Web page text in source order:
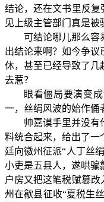
结论，还在文书里反复
见上级主管部门真是被
可结论哪儿那么容
出结论来啊？如今争
休，甚至已经导致了几
去惹？
眼看僵局要演变
一，丝绢风波的始作俑
帅嘉谟手里并没有
料统合起来，给出了一
廷向徽州征派“人丁丝
小吏是五县人，遂哄骗
户房又把这笔税赋篡改
州在歙县征收“夏税生